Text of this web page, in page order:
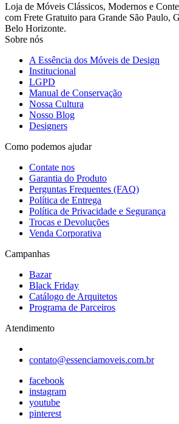
Loja de Móveis Clássicos, Modernos e
com Frete Gratuito para Grande São Paulo,
Belo Horizonte.
Sobre nós
A Essência dos Móveis de Design
Institucional
LGPD
Manual de Conservação
Nossa Cultura
Nosso Blog
Designers
Como podemos ajudar
Contate nos
Garantia do Produto
Perguntas Frequentes (FAQ)
Política de Entrega
Política de Privacidade e Segurança
Trocas e Devoluções
Venda Corporativa
Campanhas
Bazar
Black Friday
Catálogo de Arquitetos
Programa de Parceiros
Atendimento
contato@essenciamoveis.com.br
facebook
instagram
youtube
pinterest